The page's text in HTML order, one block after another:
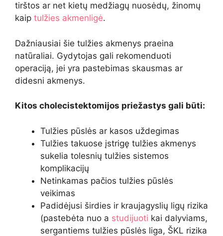
tirštos ar net kietų medžiagų nuosėdų, žinomų
kaip tulžies akmenligė.
Dažniausiai šie tulžies akmenys praeina
natūraliai. Gydytojas gali rekomenduoti
operaciją, jei yra pastebimas skausmas ar
didesni akmenys.
Kitos cholecistektomijos priežastys gali būti:
Tulžies pūslės ar kasos uždegimas
Tulžies takuose įstrigę tulžies akmenys
sukelia tolesnių tulžies sistemos
komplikacijų
Netinkamas pačios tulžies pūslės
veikimas
Padidėjusi širdies ir kraujagyslių ligų rizika
(pastebėta nuo a studijuoti kai dalyviams,
sergantiems tulžies pūslės liga, ŠKL rizika